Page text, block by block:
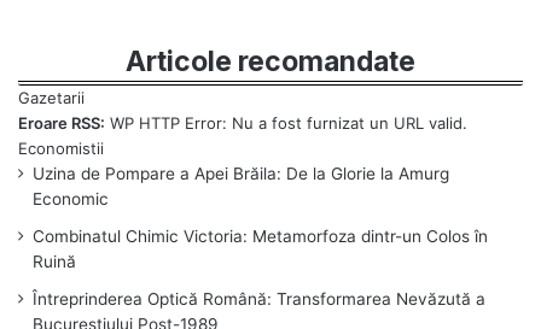
Articole recomandate
Eroare RSS: WP HTTP Error: Nu a fost furnizat un URL valid.
Uzina de Pompare a Apei Brăila: De la Glorie la Amurg
Economic
Combinatul Chimic Victoria: Metamorfoza dintr-un Colos în
Ruină
Întreprinderea Optică Română: Transformarea Nevăzută a
Bucureștiului Post-1989